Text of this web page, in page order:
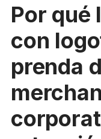
Por qué
con
prenda